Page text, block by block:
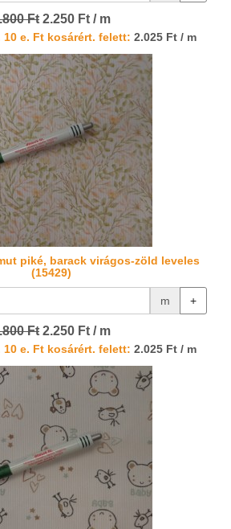
Ft 2.250 Ft / m
10 e. Ft kosárért. felett: 2.025 Ft / m
piké, barack virágos-zöld leveles
(15429)
m +
Ft 2.250 Ft / m
10 e. Ft kosárért. felett: 2.025 Ft / m